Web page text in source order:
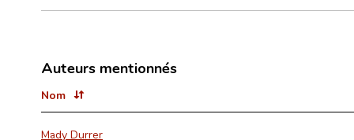
Auteurs mentionnés
Nom
Mady Durrer